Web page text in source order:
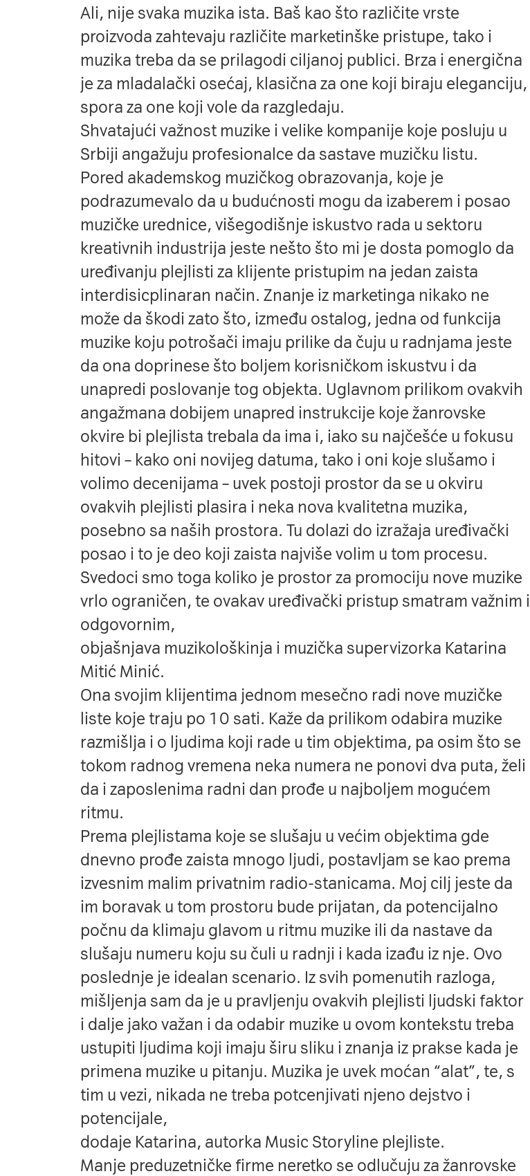
Ali, nije svaka muzika ista. Baš kao što različite vrste
proizvoda zahtevaju različite marketinške pristupe, tako i
muzika treba da se prilagodi ciljanoj publici. Brza i energična
je za mladalački osećaj, klasična za one koji biraju eleganciju,
spora za one koji vole da razgledaju.
Shvatajući važnost muzike i velike kompanije koje posluju u
Srbiji angažuju profesionalce da sastave muzičku listu.
Pored akademskog muzičkog obrazovanja, koje je
podrazumevalo da u budućnosti mogu da izaberem i posao
muzičke urednice, višegodišnje iskustvo rada u sektoru
kreativnih industrija jeste nešto što mi je dosta pomoglo da
uređivanju plejlisti za klijente pristupim na jedan zaista
interdisicplinaran način. Znanje iz marketinga nikako ne
može da škodi zato što, između ostalog, jedna od funkcija
muzike koju potrošači imaju prilike da čuju u radnjama jeste
da ona doprinese što boljem korisničkom iskustvu i da
unapredi poslovanje tog objekta. Uglavnom prilikom ovakvih
angažmana dobijem unapred instrukcije koje žanrovske
okvire bi plejlista trebala da ima i, iako su najčešće u fokusu
hitovi – kako oni novijeg datuma, tako i oni koje slušamo i
volimo decenijama – uvek postoji prostor da se u okviru
ovakvih plejlisti plasira i neka nova kvalitetna muzika,
posebno sa naših prostora. Tu dolazi do izražaja uređivački
posao i to je deo koji zaista najviše volim u tom procesu.
Svedoci smo toga koliko je prostor za promociju nove muzike
vrlo ograničen, te ovakav uređivački pristup smatram važnim i
odgovornim,
objašnjava muzikološkinja i muzička supervizorka Katarina
Mitić Minić.
Ona svojim klijentima jednom mesečno radi nove muzičke
liste koje traju po 10 sati. Kaže da prilikom odabira muzike
razmišlja i o ljudima koji rade u tim objektima, pa osim što se
tokom radnog vremena neka numera ne ponovi dva puta, želi
da i zaposlenima radni dan prođe u najboljem mogućem
ritmu.
Prema plejlistama koje se slušaju u većim objektima gde
dnevno prođe zaista mnogo ljudi, postavljam se kao prema
izvesnim malim privatnim radio-stanicama. Moj cilj jeste da
im boravak u tom prostoru bude prijatan, da potencijalno
počnu da klimaju glavom u ritmu muzike ili da nastave da
slušaju numeru koju su čuli u radnji i kada izađu iz nje. Ovo
poslednje je idealan scenario. Iz svih pomenutih razloga,
mišljenja sam da je u pravljenju ovakvih plejlisti ljudski faktor
i dalje jako važan i da odabir muzike u ovom kontekstu treba
ustupiti ljudima koji imaju širu sliku i znanja iz prakse kada je
primena muzike u pitanju. Muzika je uvek moćan “alat”, te, s
tim u vezi, nikada ne treba potcenjivati njeno dejstvo i
potencijale,
dodaje Katarina, autorka Music Storyline plejliste.
Manje preduzetničke firme neretko se odlučuju za žanrovske